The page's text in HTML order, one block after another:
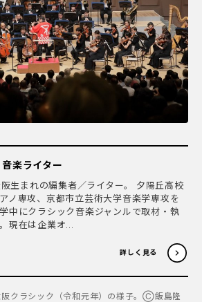
楽ライター
生まれの編集者／ライター。 夕陽丘高校
ノ専攻、京都市立芸術大学音楽学専攻を
中にクラシック音楽ジャンルで取材・執
現在は企業オ...
詳しく見る
阪クラシック（令和元年）の様子。Ⓒ飯島隆